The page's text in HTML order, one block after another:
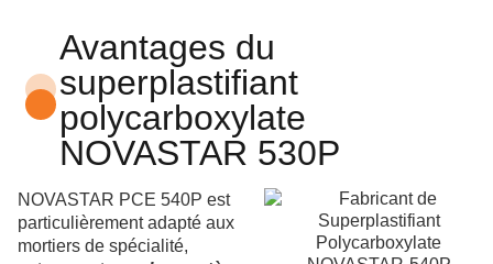
Avantages du
superplastifiant
polycarboxylate
NOVASTAR 530P
NOVASTAR PCE 540P est
particulièrement adapté aux
mortiers de spécialité,